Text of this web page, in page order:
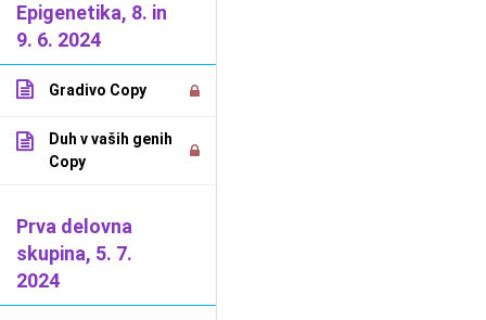
Epigenetika, 8. in
9. 6. 2024
Gradivo Copy
Duh v vaših genih
Copy
Prva delovna
skupina, 5. 7.
2024